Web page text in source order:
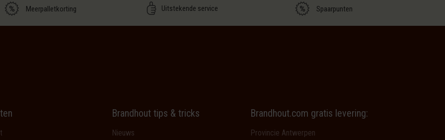
Meerpalletkorting Uitstekende service Spaarpunten
Brandhout tips & tricks
Nieuws
Brandhout.com gratis levering:
Provincie Antwerpen